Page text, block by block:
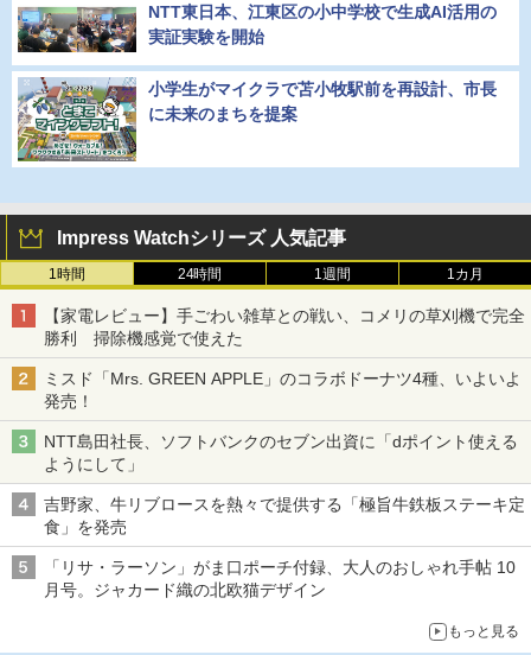
NTT東日本、江東区の小中学校で生成AI活用の
実証実験を開始
小学生がマイクラで苫小牧駅前を再設計、市長
に未来のまちを提案
Impress Watchシリーズ 人気記事
1時間 24時間 1週間 1カ月
【家電レビュー】手ごわい雑草との戦い、コメリの草刈機で完全
勝利 掃除機感覚で使えた
ミスド「Mrs. GREEN APPLE」のコラボドーナツ4種、いよいよ
発売！
NTT島田社長、ソフトバンクのセブン出資に「dポイント使える
ようにして」
吉野家、牛リブロースを熱々で提供する「極旨牛鉄板ステーキ定
食」を発売
「リサ・ラーソン」がま口ポーチ付録、大人のおしゃれ手帖 10
月号。ジャカード織の北欧猫デザイン
もっと見る